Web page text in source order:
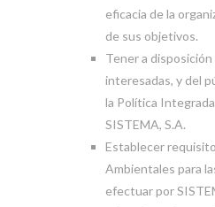
eficacia de la
de sus objetivos.
Tener a
interesadas, y del
la Política
SISTEMA, S.A.
Establecer
Ambientales para
efectuar por